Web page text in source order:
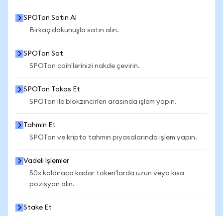
SPOTon Satın Al
Birkaç dokunuşla satın alın.
SPOTon Sat
SPOTon coin'lerinizi nakde çevirin.
SPOTon Takas Et
SPOTon ile blokzincirleri arasında işlem yapın.
Tahmin Et
SPOTon ve kripto tahmin piyasalarında işlem yapın.
Vadeli İşlemler
50x kaldıraca kadar token'larda uzun veya kısa
pozisyon alın.
Stake Et